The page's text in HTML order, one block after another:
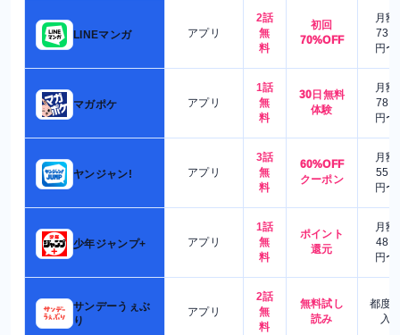
LINEマンガ アプリ
2話
無
料
初回
70%OFF
月額
730
円〜
マガポケ アプリ
1話
無
料
30日無料
体験
月額
780
円〜
ヤンジャン! アプリ
3話
無
料
60%OFF
クーポン
月額
550
円〜
少年ジャンプ+ アプリ
1話
無
料
ポイント
還元
月額
480
円〜
サンデーうぇぶ
り
アプリ
2話
無
料
無料試し
読み
都度
入